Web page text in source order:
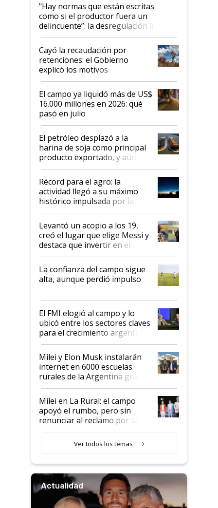
"Hay normas que están escritas
como si el productor fuera un
delincuente”: la desregulación llegó
al Congreso Aapresid y hasta se
habló del financiamiento al IPCVA
Cayó la recaudación por
retenciones: el Gobierno
explicó los motivos
El campo ya liquidó más de US$
16.000 millones en 2026: qué
pasó en julio
El petróleo desplazó a la
harina de soja como principal
producto exportado, y aún así
el agro aportó casi seis de cada
diez dólares y sostuvo el
liderazgo en un semestre
récord
Récord para el agro: la
actividad llegó a su máximo
histórico impulsada por la
cosecha y las exportaciones
Levantó un acopio a los 19,
creó el lugar que elige Messi y
destaca que invertir en el
kirchnerismo era como "darle
plata a un hijo para droga":
Juan Félix Rossetti, el libertario
que de una dura crisis salió
de Milei
La confianza del campo sigue
alta, aunque perdió impulso
El FMI elogió al campo y lo
ubicó entre los sectores claves
para el crecimiento argentino
Milei y Elon Musk instalarán
internet en 6000 escuelas
rurales de la Argentina gracias
a un acuerdo con Starlink
Milei en La Rural: el campo
apoyó el rumbo, pero sin
renunciar al reclamo por las
Ver todos los temas
Actualidad